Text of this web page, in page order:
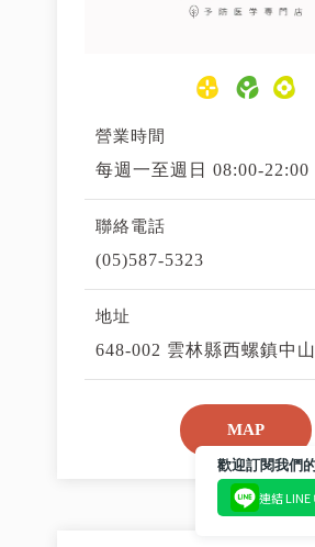
營業時間
每週一至週日 08:00-22:00
聯絡電話
(05)587-5323
地址
648-002 雲林縣西螺鎮中
MAP
連結 LINE